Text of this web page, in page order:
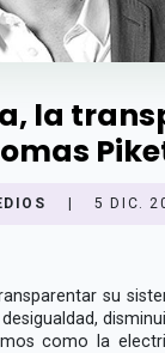
la
5 DIC.
su
como la